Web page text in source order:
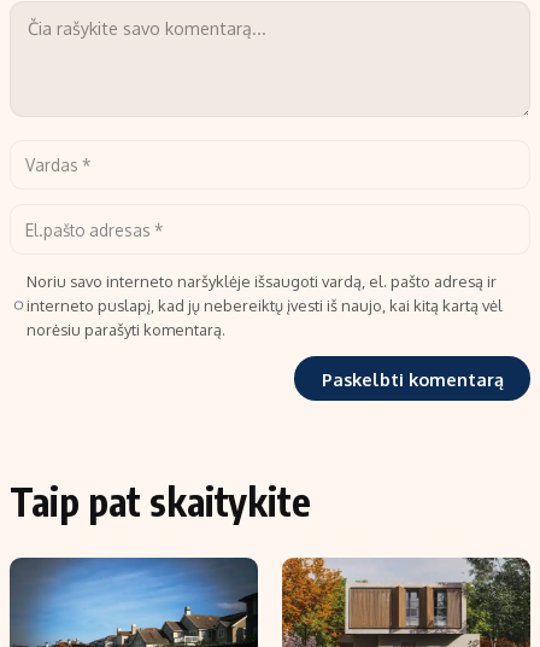
Noriu savo interneto naršyklėje išsaugoti vardą, el. pašto adresą ir
interneto puslapį, kad jų nebereiktų įvesti iš naujo, kai kitą kartą vėl
norėsiu parašyti komentarą.
Taip pat skaitykite